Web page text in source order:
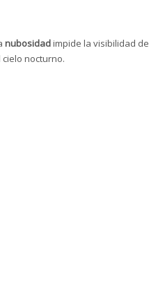
nubosidadimpide la visibilidad de
nocturno.